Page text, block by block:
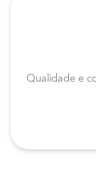
Qualidade e